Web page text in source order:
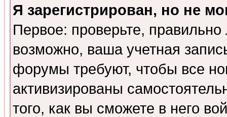
Я зарегистрирован, но не
Первое: проверьте,
возможно, ваша учетная
форумы требуют, чтобы все
активизированы
того, как вы сможете в него